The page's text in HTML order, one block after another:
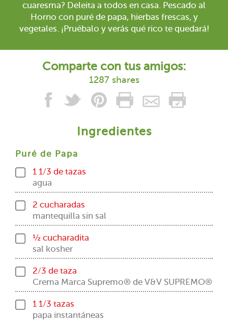
cuaresma? Deleita a todos en casa. Pescado al
Horno con puré de papa, hierbas frescas, y
vegetales. ¡Pruébalo y verás qué rico te quedará!
Comparte con tus amigos:
1287 shares
Ingredientes
Puré de Papa
1 1/3 de tazas
agua
2 cucharadas
mantequilla sin sal
½ cucharadita
sal kosher
2/3 de taza
Crema Marca Supremo® de V&V SUPREMO®
1 1/3 tazas
papa instantáneas